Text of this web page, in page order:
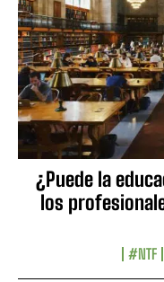
¿Puede la
los
#NTF